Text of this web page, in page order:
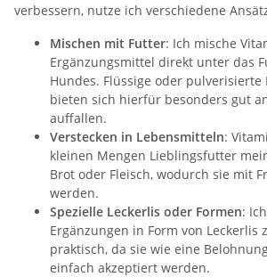
verbessern, nutze ich verschiedene
Mischen mit Futter: Ich mische
Ergänzungsmittel direkt unter das
Hundes. Flüssige oder
bieten sich hierfür besonders gut
auffallen.
Verstecken in Lebensmitteln:
kleinen Mengen Lieblingsfutter
Brot oder Fleisch, wodurch sie mit
werden.
Spezielle Leckerlis oder Formen:
Ergänzungen in Form von Leckerlis
praktisch, da sie wie eine
einfach akzeptiert werden.